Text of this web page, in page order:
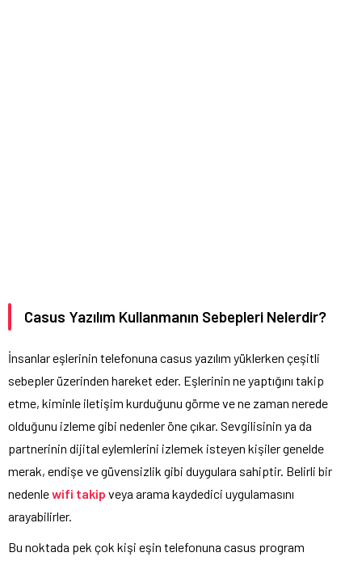
Casus Yazılım Kullanmanın Sebepleri Nelerdir?
İnsanlar eşlerinin telefonuna casus yazılım yüklerken çeşitli
sebepler üzerinden hareket eder. Eşlerinin ne yaptığını takip
etme, kiminle iletişim kurduğunu görme ve ne zaman nerede
olduğunu izleme gibi nedenler öne çıkar. Sevgilisinin ya da
partnerinin dijital eylemlerini izlemek isteyen kişiler genelde
merak, endişe ve güvensizlik gibi duygulara sahiptir. Belirli bir
nedenlewifi takip veya arama kaydedici uygulamasını
arayabilirler.
Bu noktada pek çok kişi eşin telefonuna casus program